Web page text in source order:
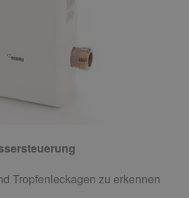
Tropfenleckagen zu erkennen